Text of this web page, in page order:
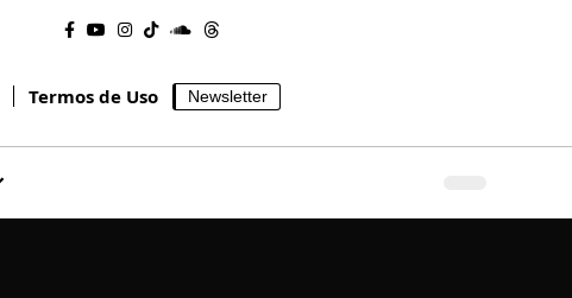
Termos de Uso Newsletter